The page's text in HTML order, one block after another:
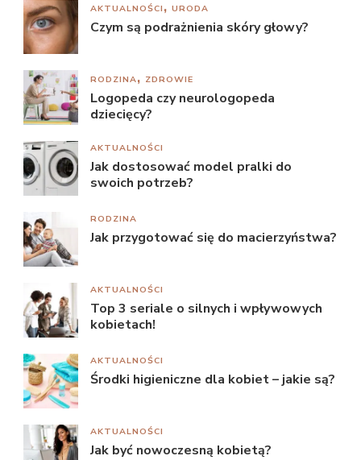
AKTUALNOŚCI URODA
Czym są podrażnienia skóry głowy?
RODZINA ZDROWIE
Logopeda czy neurologopeda
dziecięcy?
AKTUALNOŚCI
Jak dostosować model pralki do
swoich potrzeb?
RODZINA
Jak przygotować się do macierzyństwa?
AKTUALNOŚCI
Top 3 seriale o silnych i wpływowych
kobietach!
AKTUALNOŚCI
Środki higieniczne dla kobiet – jakie są?
AKTUALNOŚCI
Jak być nowoczesną kobietą?